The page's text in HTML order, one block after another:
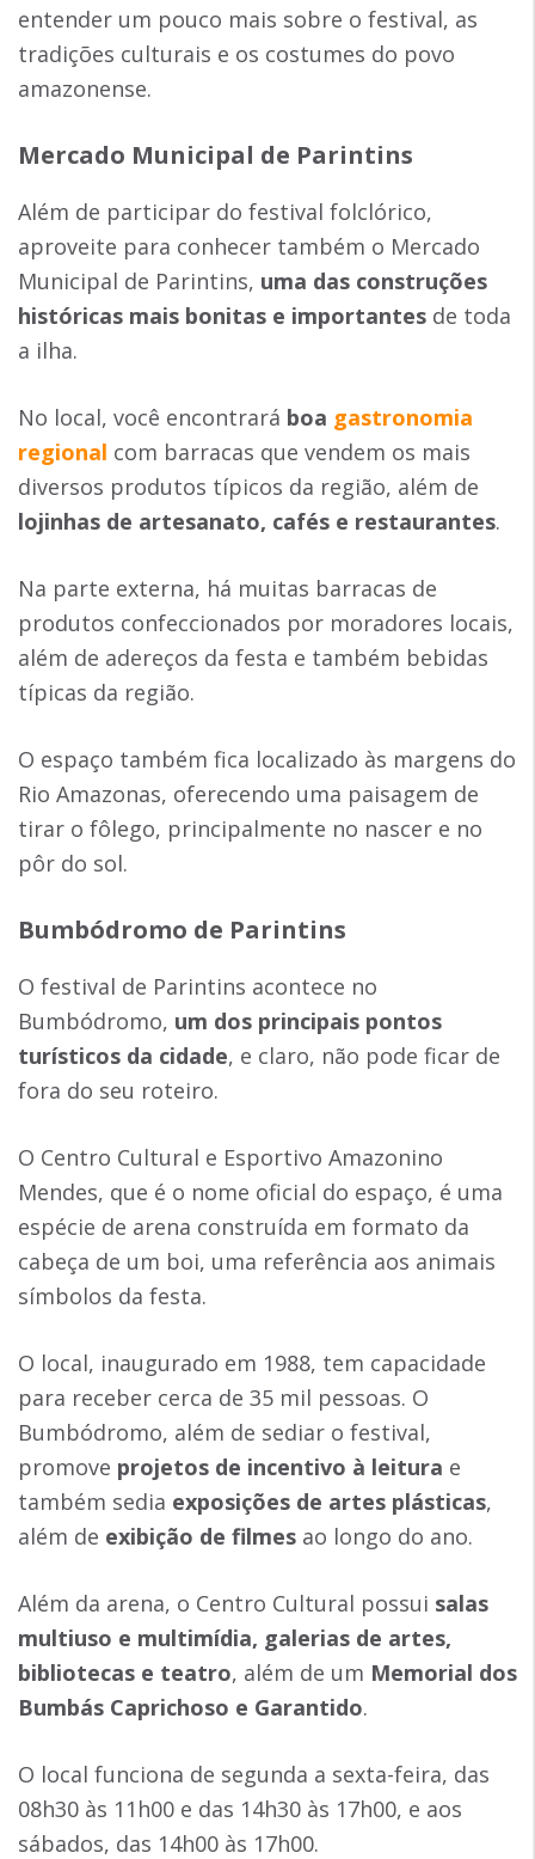
entender um pouco mais sobre o festival, as
tradições culturais e os costumes do povo
amazonense.
Mercado Municipal de Parintins
Além de participar do festival folclórico,
aproveite para conhecer também o Mercado
Municipal de Parintins, uma das construções
históricas mais bonitas e importantes de toda
a ilha.
No local, você encontrará boa gastronomia
regional com barracas que vendem os mais
diversos produtos típicos da região, além de
lojinhas de artesanato, cafés e restaurantes.
Na parte externa, há muitas barracas de
produtos confeccionados por moradores locais,
além de adereços da festa e também bebidas
típicas da região.
O espaço também fica localizado às margens do
Rio Amazonas, oferecendo uma paisagem de
tirar o fôlego, principalmente no nascer e no
pôr do sol.
Bumbódromo de Parintins
O festival de Parintins acontece no
Bumbódromo, um dos principais pontos
turísticos da cidade, e claro, não pode ficar de
fora do seu roteiro.
O Centro Cultural e Esportivo Amazonino
Mendes, que é o nome oficial do espaço, é uma
espécie de arena construída em formato da
cabeça de um boi, uma referência aos animais
símbolos da festa.
O local, inaugurado em 1988, tem capacidade
para receber cerca de 35 mil pessoas. O
Bumbódromo, além de sediar o festival,
promove projetos de incentivo à leitura e
também sedia exposições de artes plásticas,
além de exibição de filmes ao longo do ano.
Além da arena, o Centro Cultural possui salas
multiuso e multimídia, galerias de artes,
bibliotecas e teatro, além de um Memorial dos
Bumbás Caprichoso e Garantido.
O local funciona de segunda a sexta-feira, das
08h30 às 11h00 e das 14h30 às 17h00, e aos
sábados, das 14h00 às 17h00.